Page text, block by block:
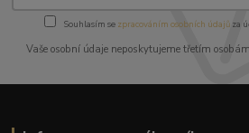
Souhlasím se zpracováním osobních údajůza
Vaše osobní údaje neposkytujeme třetím